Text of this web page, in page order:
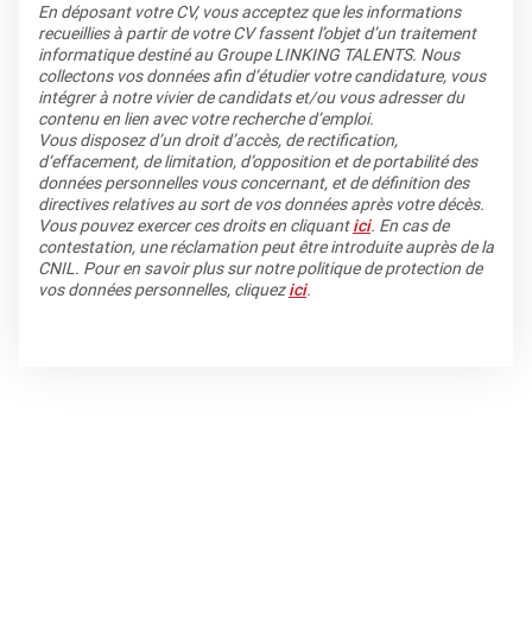
En déposant votre CV, vous acceptez que les informations
recueillies à partir de votre CV fassent l’objet d’un traitement
informatique destiné au Groupe LINKING TALENTS. Nous
collectons vos données afin d’étudier votre candidature, vous
intégrer à notre vivier de candidats et/ou vous adresser du
contenu en lien avec votre recherche d’emploi.
Vous disposez d’un droit d’accès, de rectification,
d’effacement, de limitation, d’opposition et de portabilité des
données personnelles vous concernant, et de définition des
directives relatives au sort de vos données après votre décès.
Vous pouvez exercer ces droits en cliquantici. En cas de
contestation, une réclamation peut être introduite auprès de la
CNIL. Pour en savoir plus sur notre politique de protection de
vos données personnelles, cliquezici.